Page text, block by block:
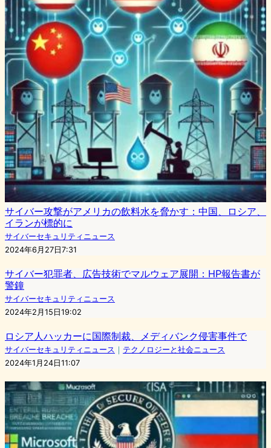
サイバー攻撃がアメリカの飲料水を脅かす：中国、ロシア、
イランが標的に
サイバーセキュリティニュース
2024年6月27日7:31
サイバー犯罪者、広告技術でマルウェア展開：HP報告書が
警鐘
サイバーセキュリティニュース
2024年2月15日19:02
ロシア人ハッカーに国際制裁、メディバンク侵害事件で
サイバーセキュリティニュース ｜ テクノロジーと社会ニュース
2024年1月24日11:07